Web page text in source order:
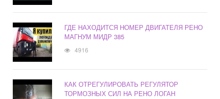
ГДЕ НАХОДИТСЯ НОМЕР ДВИГАТЕЛЯ РЕНО
МАГНУМ МИДР 385
4916
КАК ОТРЕГУЛИРОВАТЬ РЕГУЛЯТОР
ТОРМОЗНЫХ СИЛ НА РЕНО ЛОГАН